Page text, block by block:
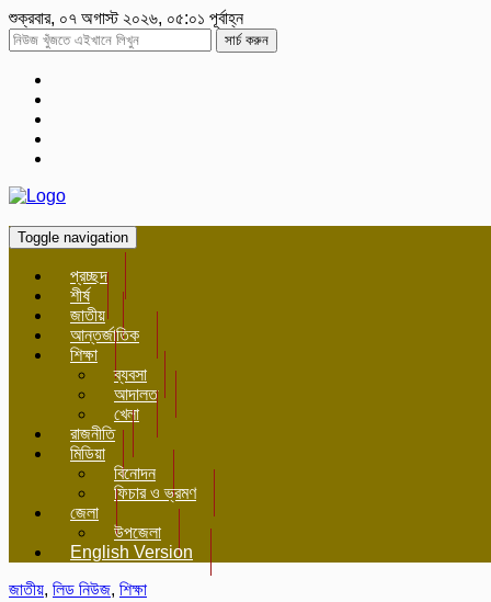
শুক্রবার, ০৭ অগাস্ট ২০২৬, ০৫:০১ পূর্বাহ্ন
সার্চ করুন
Toggle navigation
প্রচ্ছদ
শীর্ষ
জাতীয়
আন্তর্জাতিক
শিক্ষা
ব্যবসা
আদালত
খেলা
রাজনীতি
মিডিয়া
বিনোদন
ফিচার ও ভ্রমণ
জেলা
উপজেলা
English Version
জাতীয়, লিড নিউজ, শিক্ষা